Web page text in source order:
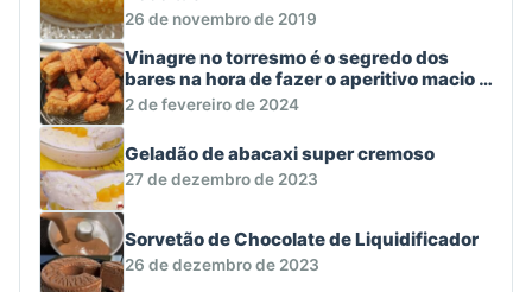
26 de novembro de 2019
Vinagre no torresmo é o segredo dos
bares na hora de fazer o aperitivo macio e
crocante
2 de fevereiro de 2024
Geladão de abacaxi super cremoso
27 de dezembro de 2023
Sorvetão de Chocolate de Liquidificador
26 de dezembro de 2023